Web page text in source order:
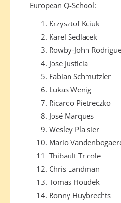
European Q-School:
Krzysztof Kciuk
Karel Sedlacek
Rowby-John
Jose Justicia
Fabian Schmutzler
Lukas Wenig
Ricardo Pietreczko
José Marques
Wesley Plaisier
Mario
Thibault Tricole
Chris Landman
Tomas Houdek
Ronny Huybrechts